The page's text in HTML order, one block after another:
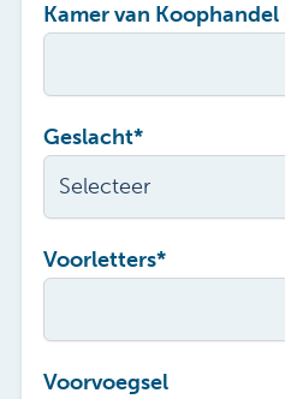
Kamer van
Geslacht*
Voorletters*
Voorvoegsel